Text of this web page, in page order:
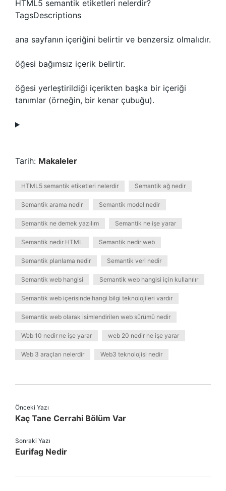
HTML5 semantik etiketleri nelerdir?
TagsDescriptions
ana sayfanın içeriğini belirtir ve benzersiz olmalıdır.
öğesi bağımsız içerik belirtir.
öğesi yerleştirildiği içerikten başka bir içeriği
tanımlar (örneğin, bir kenar çubuğu).
Tarih: Makaleler
HTML5 semantik etiketleri nelerdir Semantik ağ nedir
Semantik arama nedir Semantik model nedir
Semantik ne demek yazılım Semantik ne işe yarar
Semantik nedir HTML Semantik nedir web
Semantik planlama nedir Semantik veri nedir
Semantik web hangisi Semantik web hangisi için kullanılır
Semantik web içerisinde hangi bilgi teknolojileri vardır
Semantik web olarak isimlendirilen web sürümü nedir
Web 10 nedir ne işe yarar web 20 nedir ne işe yarar
Web 3 araçları nelerdir Web3 teknolojisi nedir
Önceki Yazı
Kaç Tane Cerrahi Bölüm Var
Sonraki Yazı
Eurifag Nedir